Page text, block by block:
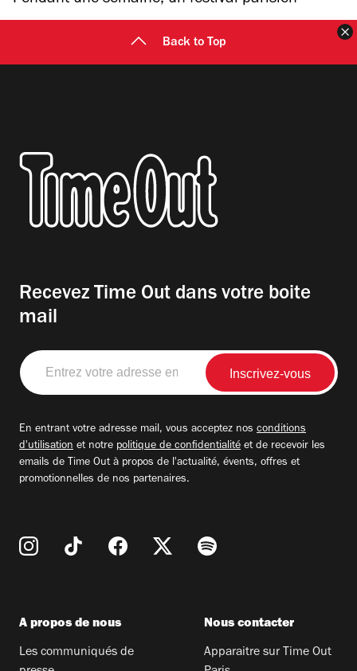
Back to Top
Recevez Time Out dans votre boite
mail
Entrez
votre
adresse
En entrant votre adresse mail, vous acceptez nos conditions
d'utilisation et notre politique de confidentialité et de recevoir les
emails de Time Out à propos de l'actualité, évents, offres et
promotionnelles de nos partenaires.
A propos de nous
Les communiqués de
Nous contacter
Apparaitre sur Time Out